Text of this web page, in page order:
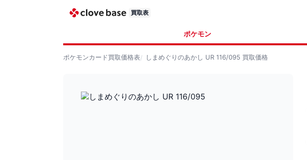
買取表
ポケモン
ポケモンカード買取価格表 しまめぐりのあかし UR 116/095 買取価格